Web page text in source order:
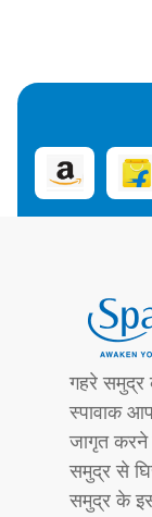
गहरे समुद्र
स्पावाक
जागृत
समुद्र से
समुद्र के